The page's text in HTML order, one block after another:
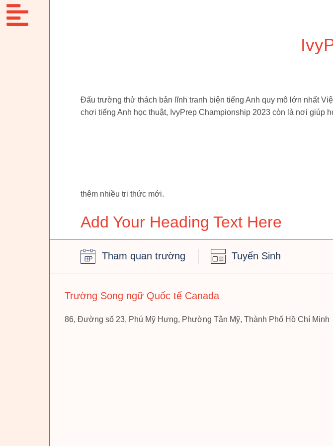
Đấu trường thử thách bản lĩnh tranh biện tiếng Anh quy mô lớn nhất
chơi tiếng Anh học thuật, IvyPrep Championship 2023 còn là nơi giúp
thêm nhiều tri thức mới.
Add Your Heading Text Here
Tham quan trường Tuyển Sinh
Trường Song ngữ Quốc tế Canada
86, Đường số 23, Phú Mỹ Hưng, Phường Tân Mỹ, Thành Phố Hồ Chí Minh